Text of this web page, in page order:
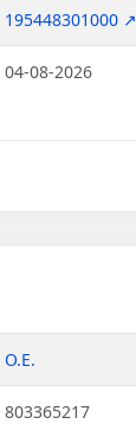
195448301000 ↗
04-08-2026
Ο.Ε.
803365217